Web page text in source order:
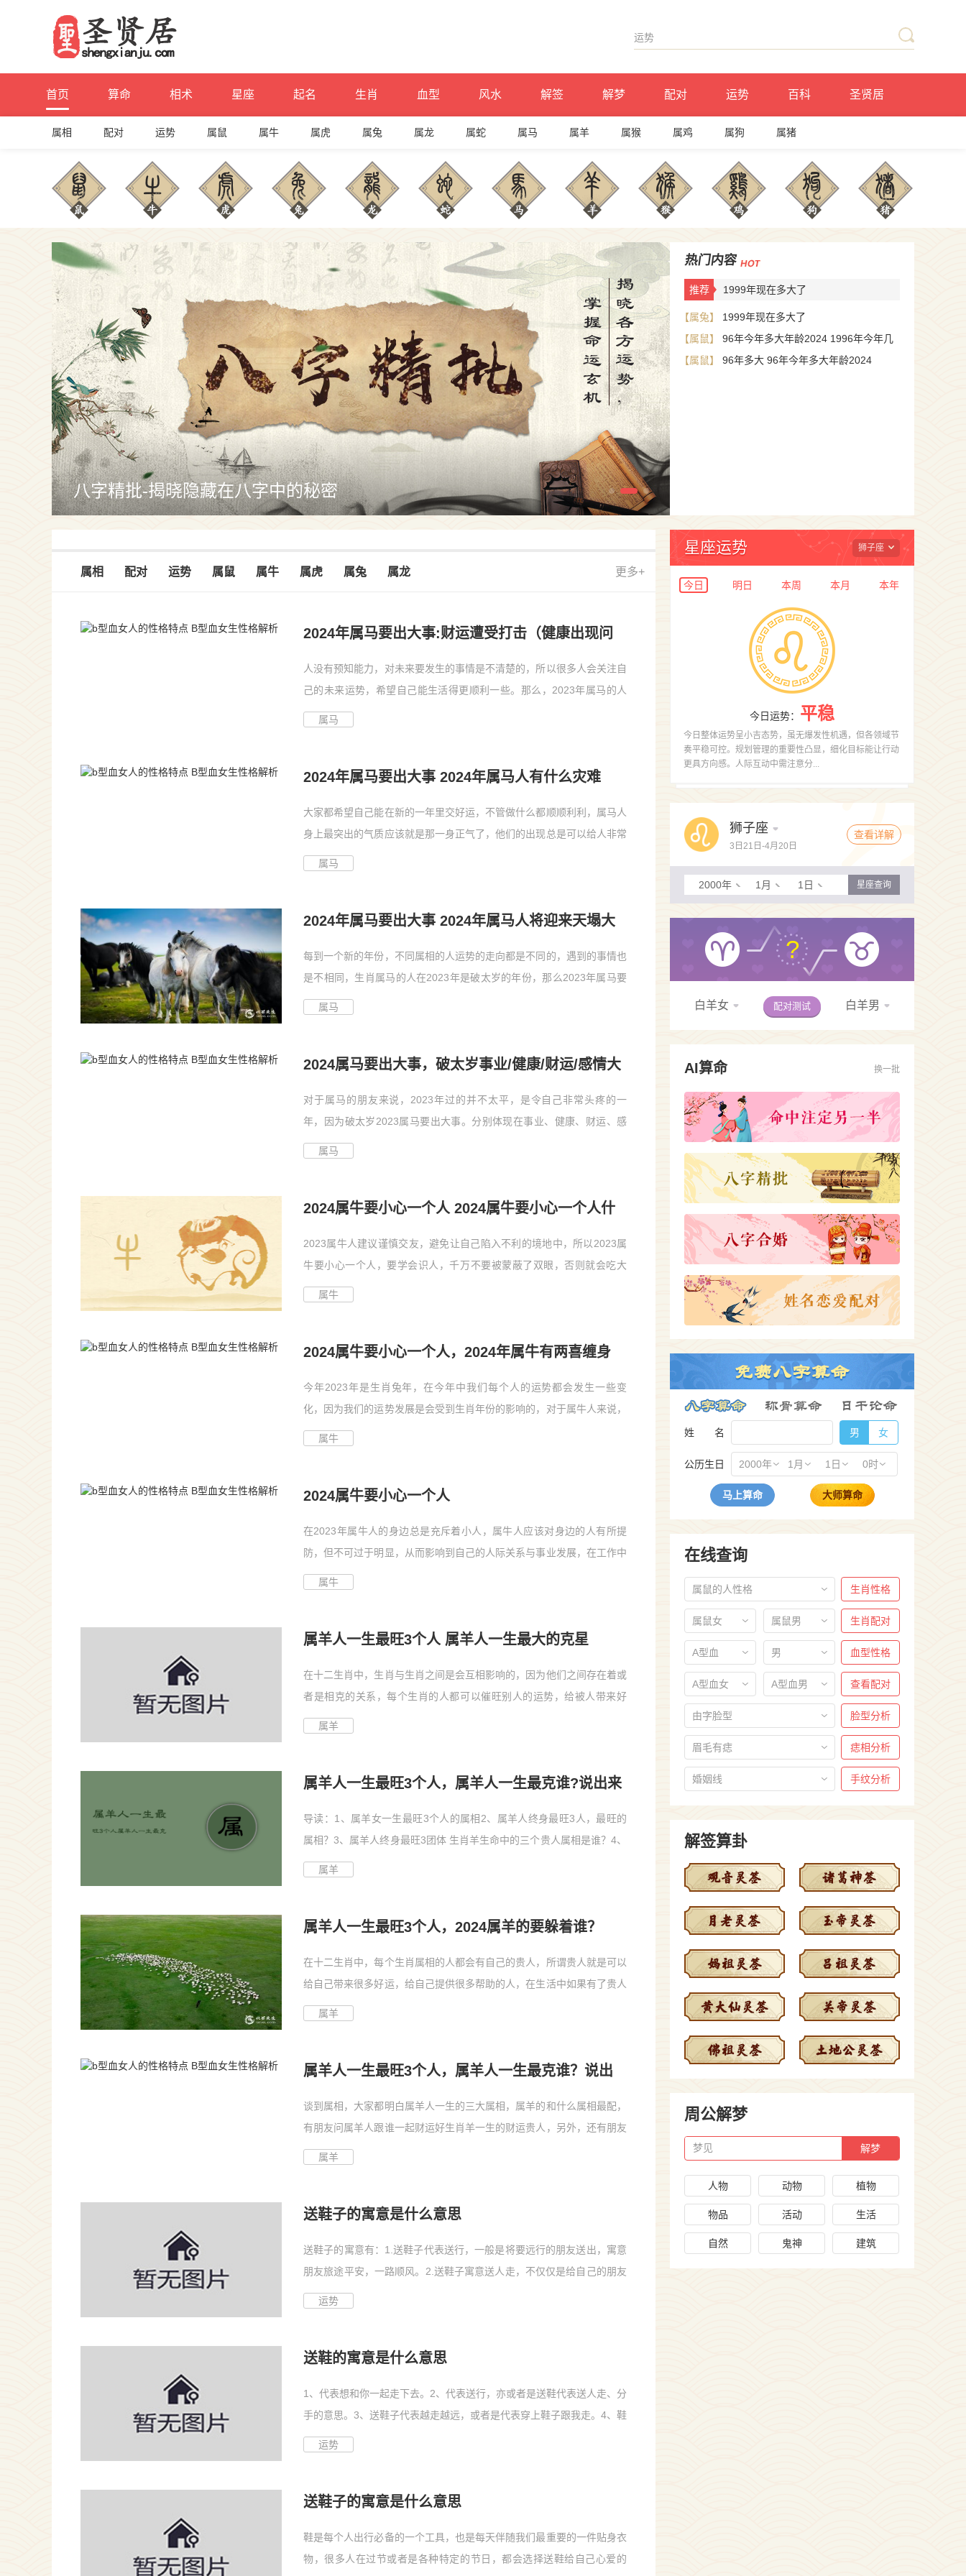
首页 算命 相术 星座 起名 生肖 血型 风水 解签 解梦 配对 运势 百科 圣贤居
属相 配对 运势 属鼠 属牛 属虎 属兔 属龙 属蛇 属马 属羊 属猴 属鸡 属狗 属猪
八字精批-揭晓隐藏在八字中的秘密
热门内容
推荐 1999年现在多大了
【属兔】
1999年现在多大了
【属鼠】
96年今年多大年龄2024 1996年今年几
岁了2024
【属鼠】 96年多大 96年今年多大年龄2024
属相 配对 运势 属鼠 属牛 属虎 属兔 属龙 更多+
2024年属马要出大事:财运遭受打击（健康出现问
人没有预知能力，对未来要发生的事情是不清楚的，所以很多人会关注自
己的未来运势，希望自己能生活得更顺利一些。那么，2023年属马的人
会...
属马
2024年属马要出大事 2024年属马人有什么灾难
大家都希望自己能在新的一年里交好运，不管做什么都顺顺利利，属马人
身上最突出的气质应该就是那一身正气了，他们的出现总是可以给人非常
强...
属马
2024年属马要出大事 2024年属马人将迎来天塌大
每到一个新的年份，不同属相的人运势的走向都是不同的，遇到的事情也
是不相同，生肖属马的人在2023年是破太岁的年份，那么2023年属马要
出大...
属马
2024属马要出大事，破太岁事业/健康/财运/感情大
对于属马的朋友来说，2023年过的并不太平，是令自己非常头疼的一
年，因为破太岁2023属马要出大事。分别体现在事业、健康、财运、感
情这些方...
属马
2024属牛要小心一个人 2024属牛要小心一个人什
2023属牛人建议谨慎交友，避免让自己陷入不利的境地中，所以2023属
牛要小心一个人，要学会识人，千万不要被蒙蔽了双眼，否则就会吃大
亏，甚...
属牛
2024属牛要小心一个人，2024年属牛有两喜缠身
今年2023年是生肖兔年，在今年中我们每个人的运势都会发生一些变
化，因为我们的运势发展是会受到生肖年份的影响的，对于属牛人来说，
他们在...
属牛
2024属牛要小心一个人
在2023年属牛人的身边总是充斥着小人，属牛人应该对身边的人有所提
防，但不可过于明显，从而影响到自己的人际关系与事业发展，在工作中
仍需...
属牛
属羊人一生最旺3个人 属羊人一生最大的克星
在十二生肖中，生肖与生肖之间是会互相影响的，因为他们之间存在着或
者是相克的关系，每个生肖的人都可以催旺别人的运势，给被人带来好
运，...
属羊
属羊人一生最旺3个人，属羊人一生最克谁?说出来
导读：1、属羊女一生最旺3个人的属相2、属羊人终身最旺3人，最旺的
属相？3、属羊人终身最旺3团体 生肖羊生命中的三个贵人属相是谁？4、
属...
属羊
属羊人一生最旺3个人，2024属羊的要躲着谁？
在十二生肖中，每个生肖属相的人都会有自己的贵人，所谓贵人就是可以
给自己带来很多好运，给自己提供很多帮助的人，在生活中如果有了贵人
的...
属羊
属羊人一生最旺3个人，属羊人一生最克谁？说出
谈到属相，大家都明白属羊人一生的三大属相，属羊的和什么属相最配，
有朋友问属羊人跟谁一起财运好生肖羊一生的财运贵人，另外，还有朋友
想...
属羊
送鞋子的寓意是什么意思
送鞋子的寓意有：1.送鞋子代表送行，一般是将要远行的朋友送出，寓意
朋友旅途平安，一路顺风。2.送鞋子寓意送人走，不仅仅是给自己的朋友
送...
运势
送鞋的寓意是什么意思
1、代表想和你一起走下去。2、代表送行，亦或者是送鞋代表送人走、分
手的意思。3、送鞋子代表越走越远，或者是代表穿上鞋子跟我走。4、鞋
子...
运势
送鞋子的寓意是什么意思
鞋是每个人出行必备的一个工具，也是每天伴随我们最重要的一件贴身衣
物，很多人在过节或者是各种特定的节日，都会选择送鞋给自己心爱的
星座运势 狮子座
今日 明日 本周 本月 本年
今日运势： 平稳
今日整体运势呈小吉态势，虽无爆发性机遇，但各领域节
奏平稳可控。规划管理的重要性凸显，细化目标能让行动
更具方向感。人际互动中需注意分...
狮子座
3日21日-4月20日
查看详解
2000年 1月 1日 星座查询
?
白羊女 配对测试 白羊男
AI算命 换一批
姓 名 男 女
公历生日 2000年 1月 1日 0时
马上算命 大师算命
在线查询
属鼠的人性格 生肖性格
属鼠女 属鼠男 生肖配对
A型血 男 血型性格
A型血女 A型血男 查看配对
由字脸型 脸型分析
眉毛有痣 痣相分析
婚姻线 手纹分析
解签算卦
周公解梦
梦见
人物 动物 植物
物品 活动 生活
自然 鬼神 建筑